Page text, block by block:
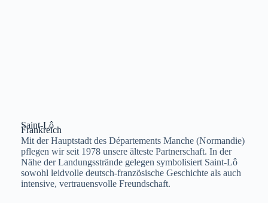
Saint-Lô
Frankreich
Mit der Hauptstadt des Départements Manche (Normandie)
pflegen wir seit 1978 unsere älteste Partnerschaft. In der
Nähe der Landungsstrände gelegen symbolisiert Saint-Lô
sowohl leidvolle deutsch-französische Geschichte als auch
intensive, vertrauensvolle Freundschaft.